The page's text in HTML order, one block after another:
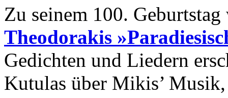
Zu seinem 100.
Theodorakis
Gedichten und Liedern
Kutulas über Mikis’